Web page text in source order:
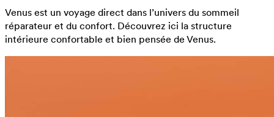
Venus est un voyage direct dans l’univers du sommeil
réparateur et du confort. Découvrez ici la structure
intérieure confortable et bien pensée de Venus.